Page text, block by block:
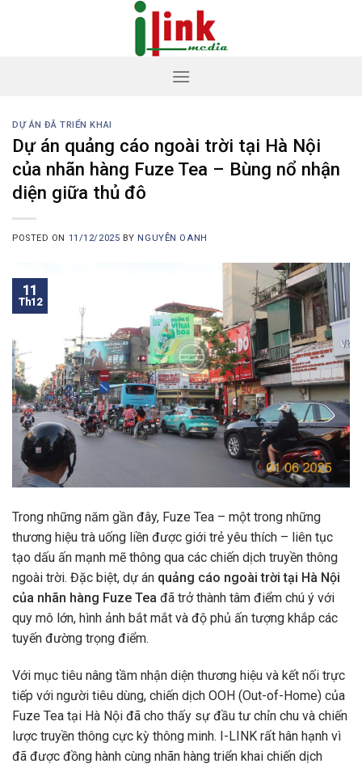
DỰ ÁN ĐÃ TRIỂN KHAI
Dự án quảng cáo ngoài trời tại Hà Nội
của nhãn hàng Fuze Tea – Bùng nổ nhận
diện giữa thủ đô
POSTED ON 11/12/2025 BY NGUYỄN OANH
11
Th12
Trong những năm gần đây, Fuze Tea – một trong những
thương hiệu trà uống liền được giới trẻ yêu thích – liên tục
tạo dấu ấn mạnh mẽ thông qua các chiến dịch truyền thông
ngoài trời. Đặc biệt, dự án quảng cáo ngoài trời tại Hà Nội
của nhãn hàng Fuze Tea đã trở thành tâm điểm chú ý với
quy mô lớn, hình ảnh bắt mắt và độ phủ ấn tượng khắp các
tuyến đường trọng điểm.
Với mục tiêu nâng tầm nhận diện thương hiệu và kết nối trực
tiếp với người tiêu dùng, chiến dịch OOH (Out-of-Home) của
Fuze Tea tại Hà Nội đã cho thấy sự đầu tư chỉn chu và chiến
lược truyền thông cực kỳ thông minh. I-LINK rất hân hạnh vì
đã được đồng hành cùng nhãn hàng triển khai chiến dịch